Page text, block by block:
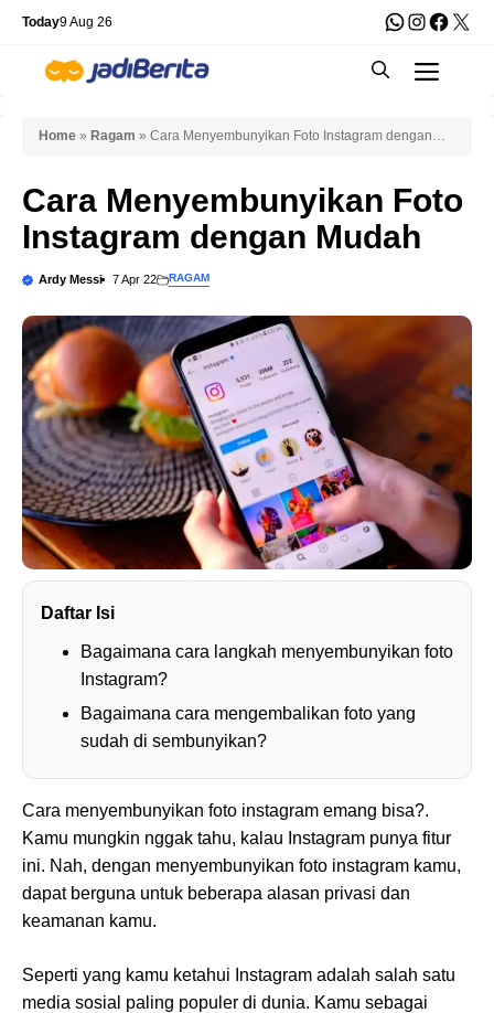
Skip
content
Today9 Aug 26 WhatsApp
X
Home » Ragam » Cara Menyembunyikan Foto Instagram dengan
Cara Menyembunyikan Foto
Instagram dengan Mudah
Ardy Messi 7 Apr 22 RAGAM
Daftar Isi
Bagaimana cara langkah menyembunyikan foto
Instagram?
Bagaimana cara mengembalikan foto yang
sudah di sembunyikan?
Cara menyembunyikan foto instagram emang bisa?.
Kamu mungkin nggak tahu, kalau Instagram punya fitur
ini. Nah, dengan menyembunyikan foto instagram kamu,
dapat berguna untuk beberapa alasan privasi dan
keamanan kamu.
Seperti yang kamu ketahui Instagram adalah salah satu
media sosial paling populer di dunia. Kamu sebagai